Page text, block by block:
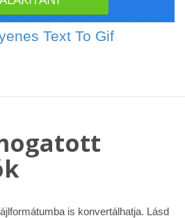
Text To Gif
is konvertálhatja. Lásd